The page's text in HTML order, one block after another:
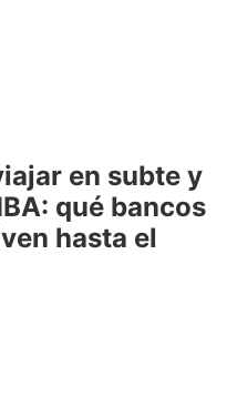
en subte y
qué bancos
hasta el